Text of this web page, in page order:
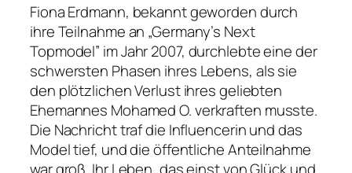
Fiona Erdmann, bekannt geworden durch
ihre Teilnahme an „Germany’s Next
Topmodel” im Jahr 2007, durchlebte eine der
schwersten Phasen ihres Lebens, als sie
den plötzlichen Verlust ihres geliebten
Ehemannes Mohamed O. verkraften musste.
Die Nachricht traf die Influencerin und das
Model tief, und die öffentliche Anteilnahme
war groß. Ihr Leben, das einst von Glück und